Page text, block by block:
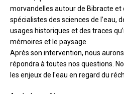
morvandelles autour de Bibracte et
spécialistes des sciences de l’eau,
usages historiques et des traces
mémoires et le paysage.
Après son intervention, nous
répondra à toutes nos questions.
les enjeux de l'eau en regard du